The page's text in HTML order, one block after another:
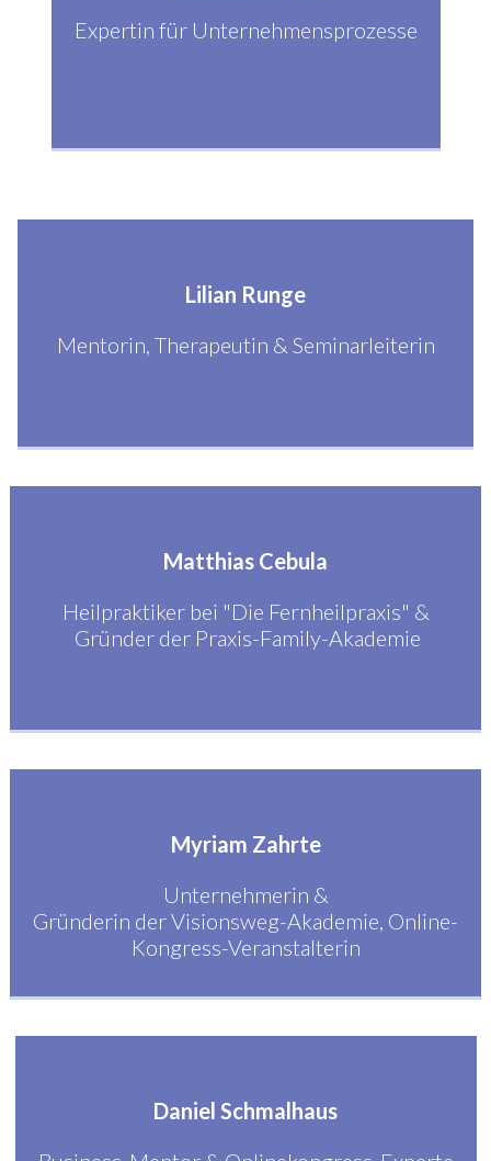
Expertin für Unternehmensprozesse
Lilian Runge
Mentorin, Therapeutin & Seminarleiterin
Matthias Cebula
Heilpraktiker bei "Die Fernheilpraxis" &
Gründer der Praxis-Family-Akademie
Myriam Zahrte
Unternehmerin &
Gründerin der Visionsweg-Akademie, Online-
Kongress-Veranstalterin
Daniel Schmalhaus